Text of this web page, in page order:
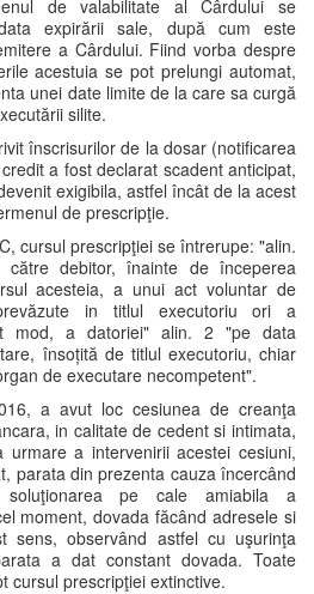
de valabilitate al Cârdului se
expirării sale, după cum este
a Cârdului. Fiind vorba despre
acestuia se pot prelungi automat,
unei date limite de la care sa curgă
silite.
înscrisurilor de la dosar (notificarea
a fost declarat scadent anticipat,
exigibila, astfel încât de la acest
de prescripţie.
cursul prescripţiei se întrerupe: "alin.
debitor, înainte de începerea
acesteia, a unui act voluntar de
in titlul executoriu ori a
mod, a datoriei" alin. 2 "pe data
însoțită de titlul executoriu, chiar
de executare necompetent".
a avut loc cesiunea de creanţa
in calitate de cedent si intimata,
a intervenirii acestei cesiuni,
parata din prezenta cauza încercând
pe cale amiabila a
moment, dovada făcând adresele si
sens, observând astfel cu uşurinţa
a dat constant dovada. Toate
cursul prescripţiei extinctive.